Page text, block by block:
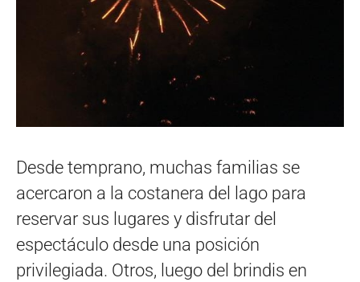
Desde temprano, muchas familias se
acercaron a la costanera del lago para
reservar sus lugares y disfrutar del
espectáculo desde una posición
privilegiada. Otros, luego del brindis en